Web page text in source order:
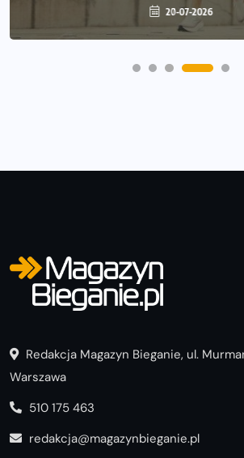
20-07-2026
Redakcja Magazyn Bieganie, ul.
Warszawa
510 175 463
redakcja@magazynbieganie.pl